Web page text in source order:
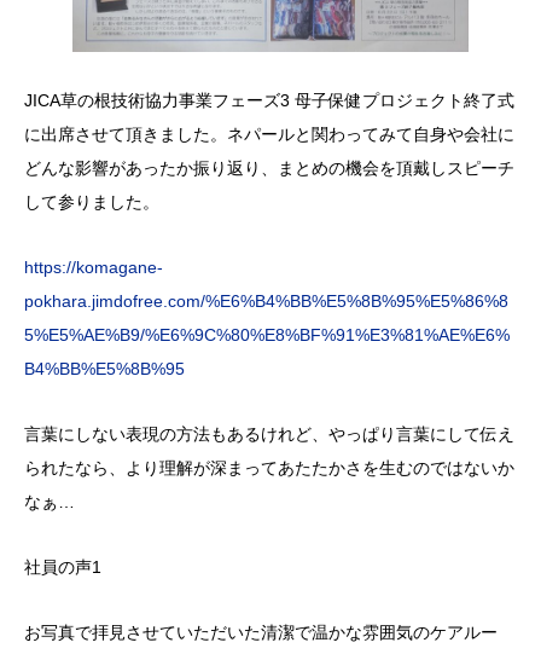
JICA草の根技術協力事業フェーズ3 母子保健プロジェクト終了式
に出席させて頂きました。ネパールと関わってみて自身や会社に
どんな影響があったか振り返り、まとめの機会を頂戴しスピーチ
して参りました。
https://komagane-
pokhara.jimdofree.com/%E6%B4%BB%E5%8B%95%E5%86%8
5%E5%AE%B9/%E6%9C%80%E8%BF%91%E3%81%AE%E6%
B4%BB%E5%8B%95
言葉にしない表現の方法もあるけれど、やっぱり言葉にして伝え
られたなら、より理解が深まってあたたかさを生むのではないか
なぁ…
社員の声1
お写真で拝見させていただいた清潔で温かな雰囲気のケアルー